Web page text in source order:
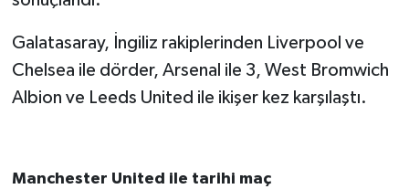
Galatasaray, İngiliz rakiplerinden Liverpool ve
Chelsea ile dörder, Arsenal ile 3, West Bromwich
Albion ve Leeds United ile ikişer kez karşılaştı.
Manchester United ile tarihi maç